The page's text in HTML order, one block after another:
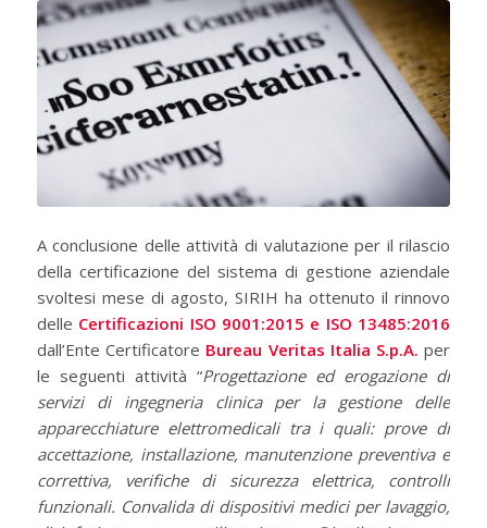
A conclusione delle attività di valutazione per il rilascio
della certificazione del sistema di gestione aziendale
svoltesi mese di agosto, SIRIH ha ottenuto il rinnovo
delle Certificazioni ISO 9001:2015 e ISO 13485:2016
dall’Ente Certificatore Bureau Veritas Italia S.p.A. per
le seguenti attività “Progettazione ed erogazione di
servizi di ingegneria clinica per la gestione delle
apparecchiature elettromedicali tra i quali: prove di
accettazione, installazione, manutenzione preventiva e
correttiva, verifiche di sicurezza elettrica, controlli
funzionali. Convalida di dispositivi medici per lavaggio,